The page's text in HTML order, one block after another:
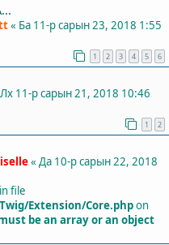
« Ба 11-р сарын 23, 2018 1:55
1 2 3 4 5 6
Лх 11-р сарын 21, 2018 10:46
1 2
« Да 10-р сарын 22, 2018
file
Extension/Core.phpon
be an array or an object